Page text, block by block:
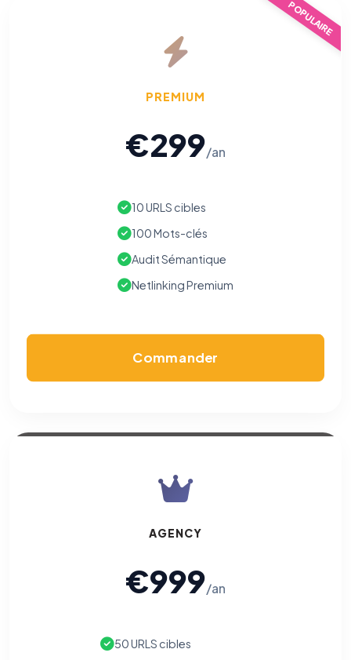
POPULAIRE
PREMIUM
€299/an
10 URLS cibles
100 Mots-clés
Audit Sémantique
Netlinking Premium
Commander
AGENCY
€999/an
50 URLS cibles